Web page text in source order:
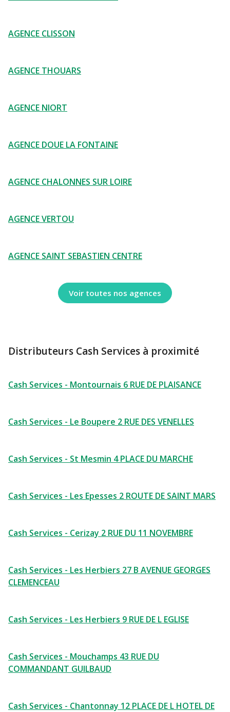
AGENCE CLISSON
AGENCE THOUARS
AGENCE NIORT
AGENCE DOUE LA FONTAINE
AGENCE CHALONNES SUR LOIRE
AGENCE VERTOU
AGENCE SAINT SEBASTIEN CENTRE
Voir toutes nos agences
Distributeurs Cash Services à proximité
Cash Services - Montournais 6 RUE DE PLAISANCE
Cash Services - Le Boupere 2 RUE DES VENELLES
Cash Services - St Mesmin 4 PLACE DU MARCHE
Cash Services - Les Epesses 2 ROUTE DE SAINT MARS
Cash Services - Cerizay 2 RUE DU 11 NOVEMBRE
Cash Services - Les Herbiers 27 B AVENUE GEORGES
CLEMENCEAU
Cash Services - Les Herbiers 9 RUE DE L EGLISE
Cash Services - Mouchamps 43 RUE DU
COMMANDANT GUILBAUD
Cash Services - Chantonnay 12 PLACE DE L HOTEL DE